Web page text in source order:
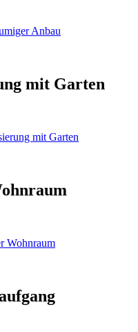
Anbau
mit Garten
mit Garten
Wohnraum